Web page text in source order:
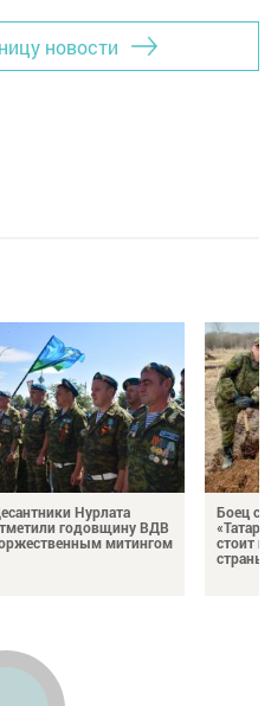
новости
Нурлата
годовщину ВДВ
митингом
Боец с
стоит
страны